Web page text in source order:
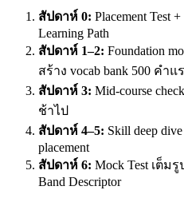
สัปดาห์ 0: Placement Test
Learning Path
สัปดาห์ 1–2: Foundation
สร้าง vocab bank 500 คำแ
สัปดาห์ 3: Mid-course
ช้าไป
สัปดาห์ 4–5: Skill deep
placement
สัปดาห์ 6: Mock Test เต็
Band Descriptor